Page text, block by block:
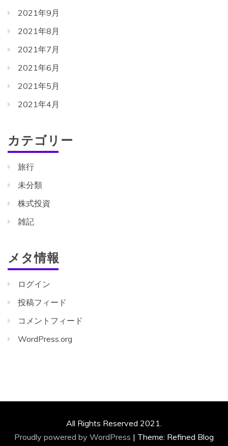
2021年9月
2021年8月
2021年7月
2021年6月
2021年5月
2021年4月
カテゴリー
旅行
未分類
株式投資
雑記
メタ情報
ログイン
投稿フィード
コメントフィード
WordPress.org
All Rights Reserved 2021.
Proudly powered by WordPress | Theme: Refined Blog